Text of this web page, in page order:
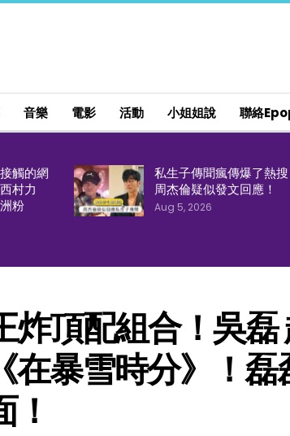
音樂 電影 活動 小姐姐說 聯絡
觸的網
村力
粉
私生子傳聞瘋傳爆了熱搜
周杰倫疑似發文回應！
Aug 5, 2026
炸頂配組合！吳磊
在暴雪時分》！